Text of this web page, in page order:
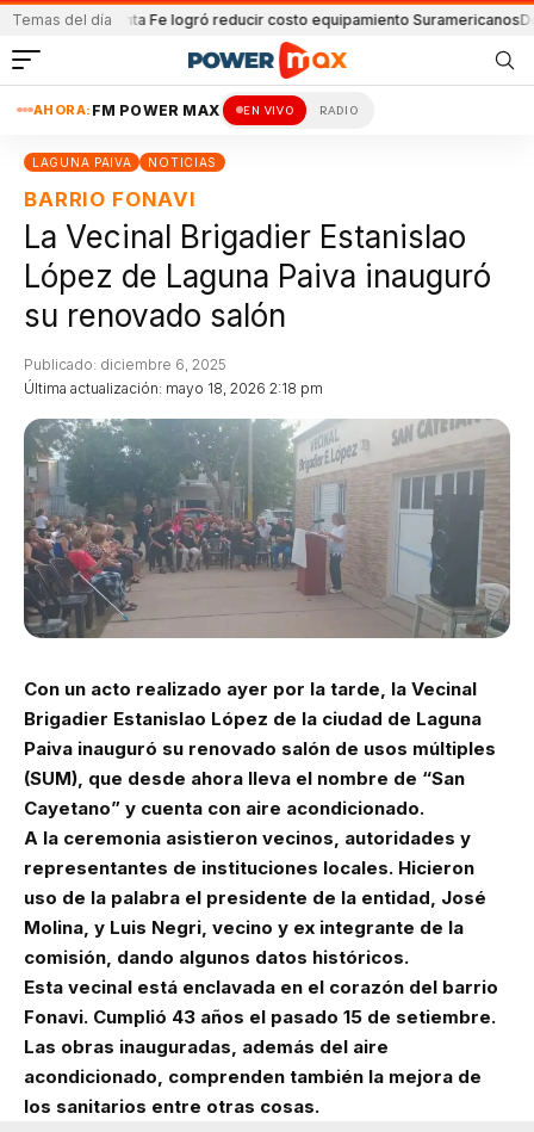
Temas del día
Santa Fe logró reducir costo equipamiento SuramericanosDetenido
AHORA: FM POWER MAX EN VIVO RADIO
LAGUNA PAIVA NOTICIAS
BARRIO FONAVI
La Vecinal Brigadier Estanislao
López de Laguna Paiva inauguró
su renovado salón
Última actualización: mayo 18, 2026 2:18 pm
Publicado: diciembre 6, 2025
Con un acto realizado ayer por la tarde, la Vecinal
Brigadier Estanislao López de la ciudad de Laguna
Paiva inauguró su renovado salón de usos múltiples
(SUM), que desde ahora lleva el nombre de “San
Cayetano” y cuenta con aire acondicionado.
A la ceremonia asistieron vecinos, autoridades y
representantes de instituciones locales. Hicieron
uso de la palabra el presidente de la entidad, José
Molina, y Luis Negri, vecino y ex integrante de la
comisión, dando algunos datos históricos.
Esta vecinal está enclavada en el corazón del barrio
Fonavi. Cumplió 43 años el pasado 15 de setiembre.
Las obras inauguradas, además del aire
acondicionado, comprenden también la mejora de
los sanitarios entre otras cosas.